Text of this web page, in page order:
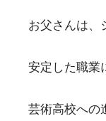
お父さんは、
安定した職業
芸術高校への